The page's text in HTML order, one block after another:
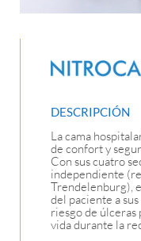
DESCRIPCIÓN
La cama
de confort y
Con sus cuatro
independiente
Trendelenburg),
del paciente a
riesgo de úlceras
vida durante la